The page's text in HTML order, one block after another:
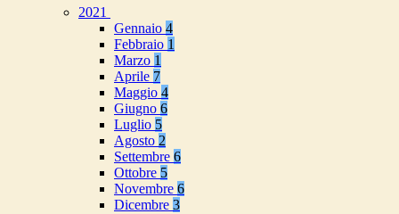
2021
Gennaio 4
Febbraio 1
Marzo 1
Aprile 7
Maggio 4
Giugno 6
Luglio 5
Agosto 2
Settembre 6
Ottobre 5
Novembre 6
Dicembre 3